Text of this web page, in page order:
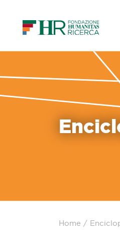
Home /